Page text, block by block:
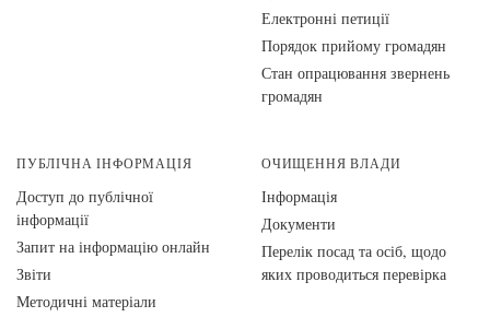
Електронні петиції
Порядок прийому громадян
Стан опрацювання звернень
громадян
ПУБЛІЧНА ІНФОРМАЦІЯ
Доступ до публічної
інформації
Запит на інформацію онлайн
Звіти
Методичні матеріали
ОЧИЩЕННЯ ВЛАДИ
Інформація
Документи
Перелік посад та осіб, щодо
яких проводиться перевірка